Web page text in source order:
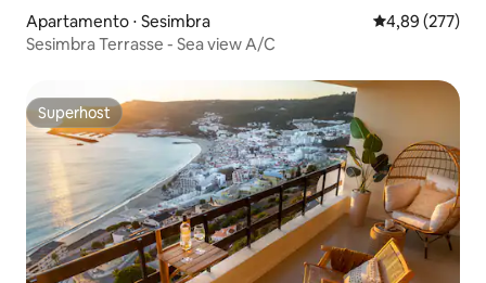
Apartamento ⋅ Sesimbra 4,89 de uma
4,89 (277)
Sesimbra Terrasse - Sea view A/C
Superhost
Superhost